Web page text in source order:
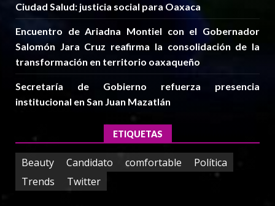
Ciudad Salud: justicia social para Oaxaca
Encuentro de Ariadna Montiel con el Gobernador
Salomón Jara Cruz reafirma la consolidación de la
transformación en territorio oaxaqueño
Secretaría de Gobierno refuerza presencia
institucional en San Juan Mazatlán
ETIQUETAS
Beauty Candidato comfortable
Política
Trends
Twitter